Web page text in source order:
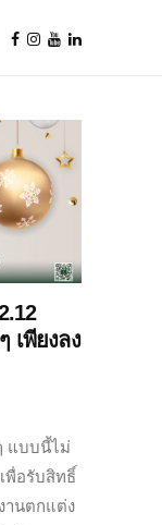
เพียงลง
แบบนี้ไม่
พื่อรับสิทธิ์
านตกแต่ง